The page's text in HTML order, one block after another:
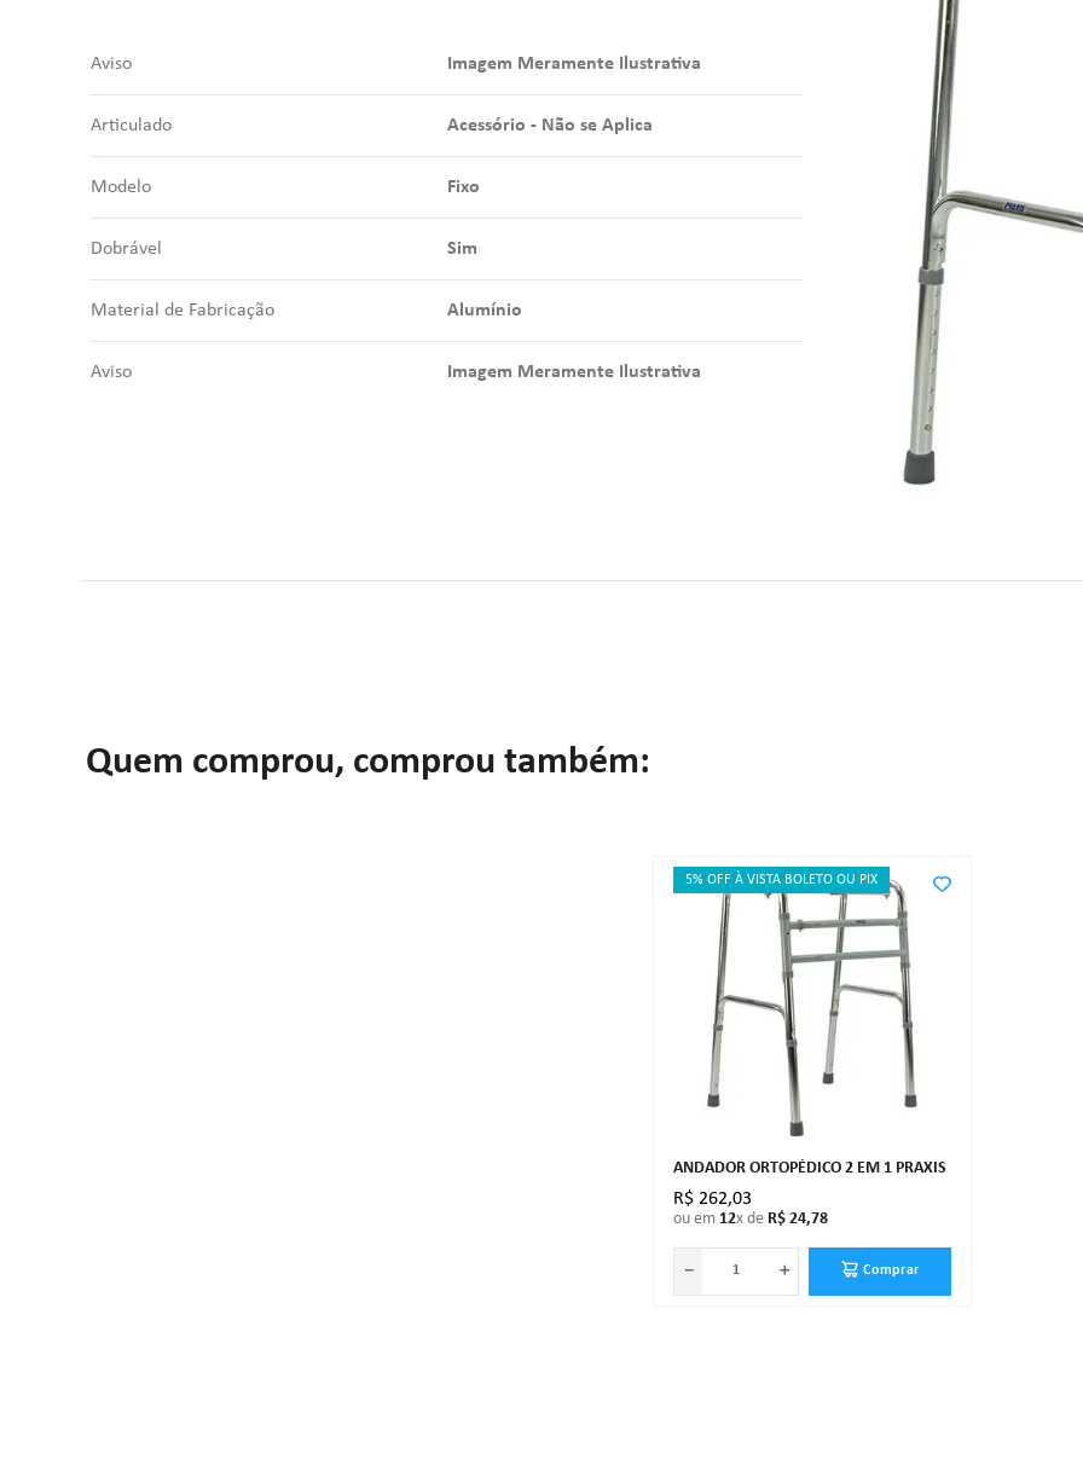
Aviso Imagem Meramente Ilustrativa
Articulado Acessório - Não se Aplica
Modelo Fixo
Dobrável Sim
Material de Fabricação Alumínio
Aviso Imagem Meramente Ilustrativa
Quem comprou, comprou também:
5% OFF À VISTA BOLETO OU PIX
ANDADOR ORTOPÉDICO 2 EM 1 PRAXIS
R$ 262,03
ou em 12x de R$ 24,78
＋
－ Comprar